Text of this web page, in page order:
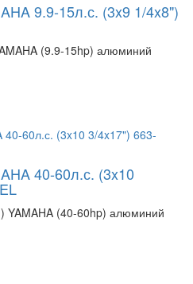
9.9-15л.с. (3x9 1/4x8")
(9.9-15hp) алюминий
40-60л.с. (3x10
YAMAHA (40-60hp) алюминий